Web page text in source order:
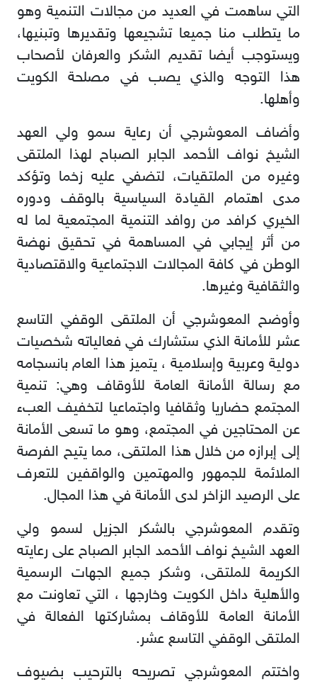
التي ساهمت في العديد من مجالات التنمية وهو
ما يتطلب منا جميعا تشجيعها وتقديرها وتبنيها،
ويستوجب أيضا تقديم الشكر والعرفان لأصحاب
هذا التوجه والذي يصب في مصلحة الكويت
وأهلها.
وأضاف المعوشرجي أن رعاية سمو ولي العهد
الشيخ نواف الأحمد الجابر الصباح لهذا الملتقى
وغيره من الملتقيات، لتضفي عليه زخما وتؤكد
مدى اهتمام القيادة السياسية بالوقف ودوره
الخيري كرافد من روافد التنمية المجتمعية لما له
من أثر إيجابي في المساهمة في تحقيق نهضة
الوطن في كافة المجالات الاجتماعية والاقتصادية
والثقافية وغيرها.
وأوضح المعوشرجي أن الملتقى الوقفي التاسع
عشر للأمانة الذي ستشارك في فعالياته شخصيات
دولية وعربية وإسلامية ، يتميز هذا العام بانسجامه
مع رسالة الأمانة العامة للأوقاف وهي: تنمية
المجتمع حضاريا وثقافيا واجتماعيا لتخفيف العبء
عن المحتاجين في المجتمع، وهو ما تسعى الأمانة
إلى إبرازه من خلال هذا الملتقى، مما يتيح الفرصة
الملائمة للجمهور والمهتمين والواقفين للتعرف
على الرصيد الزاخر لدى الأمانة في هذا المجال.
وتقدم المعوشرجي بالشكر الجزيل لسمو ولي
العهد الشيخ نواف الأحمد الجابر الصباح على رعايته
الكريمة للملتقى، وشكر جميع الجهات الرسمية
والأهلية داخل الكويت وخارجها ، التي تعاونت مع
الأمانة العامة للأوقاف بمشاركتها الفعالة في
الملتقى الوقفي التاسع عشر.
واختتم المعوشرجي تصريحه بالترحيب بضيوف